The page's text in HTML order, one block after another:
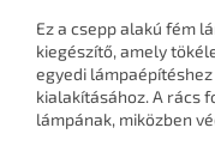
Ez a csepp alakú fém
kiegészítő, amely
egyedi
kialakításához. A rács
lámpának, miközben